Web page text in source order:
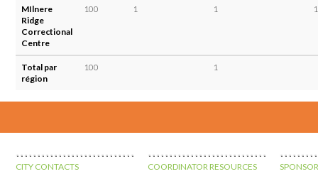
MIlnere
Ridge
Correctional
Centre
100 1 1
Total par
région
100 1
CITY CONTACTS COORDINATOR RESOURCES